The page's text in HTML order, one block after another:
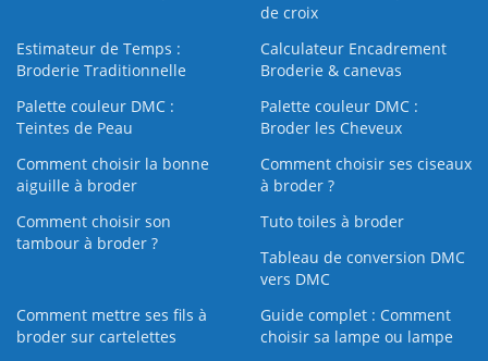
de croix
Estimateur de Temps :
Broderie Traditionnelle
Calculateur Encadrement
Broderie & canevas
Palette couleur DMC :
Teintes de Peau
Palette couleur DMC :
Broder les Cheveux
Comment choisir la bonne
aiguille à broder
Comment choisir ses ciseaux
à broder ?
Comment choisir son
tambour à broder ?
Tuto toiles à broder
Tableau de conversion DMC
vers DMC
Comment mettre ses fils à
broder sur cartelettes
Guide complet : Comment
choisir sa lampe ou lampe